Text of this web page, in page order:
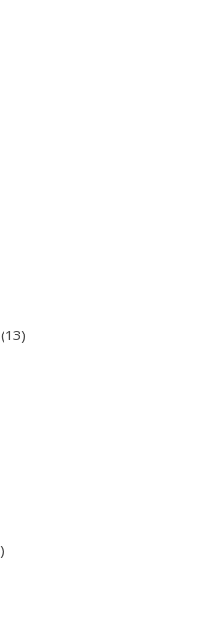
produktów
produktów
1313 produktów
3 produkty